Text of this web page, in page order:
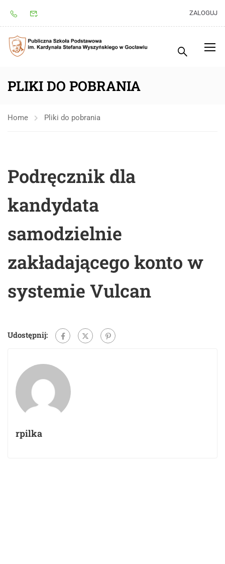
ZALOGUJ
PLIKI DO POBRANIA
Home Pliki do pobrania
Podręcznik dla
kandydata
samodzielnie
zakładającego konto w
systemie Vulcan
Udostępnij:
rpilka